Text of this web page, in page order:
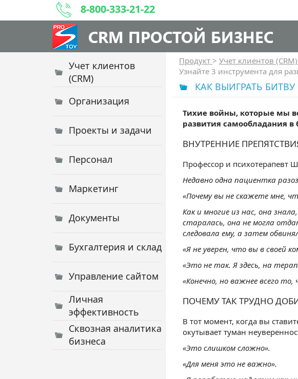
8-800-333-21-22
CRM ПРОСТОЙ БИЗНЕС
Учет клиентов
(CRM)
Организация
Проекты и задачи
Персонал
Маркетинг
Документы
Бухгалтерия и склад
Управление сайтом
Личная
эффективность
Сквозная аналитика
бизнеса
Продукт > Учет клиентов (CRM)
Узнайте 3 инструмента для
КАК ВЫИГРАТЬ
Тихие войны, которые мы
развития самообладания
ВНУТРЕННИЕ
Профессор и психотерапевт
Недавно одна пациентка
«Почему вы не скажете мне,
Как и многие из нас, она
старалась, она не могла
следовала ему, а затем
«Я не уверен, что вы в своей
«Это не так. Я здесь, на
«Конечно, но важнее всего то,
ПОЧЕМУ ТАК ТРУДНО
В тот момент, когда вы
окутывает туман
«Это слишком сложно».
«Для меня это не важно».